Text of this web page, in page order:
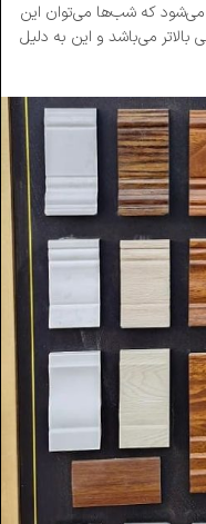
می‌شود که شب‌ها می‌توان این
می‌باشد و این به دلیل